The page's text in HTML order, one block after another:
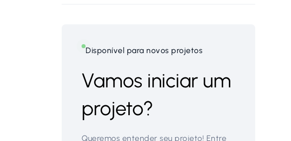
Disponível para novos projetos
Vamos iniciar um
projeto?
Queremos entender seu projeto! Entre